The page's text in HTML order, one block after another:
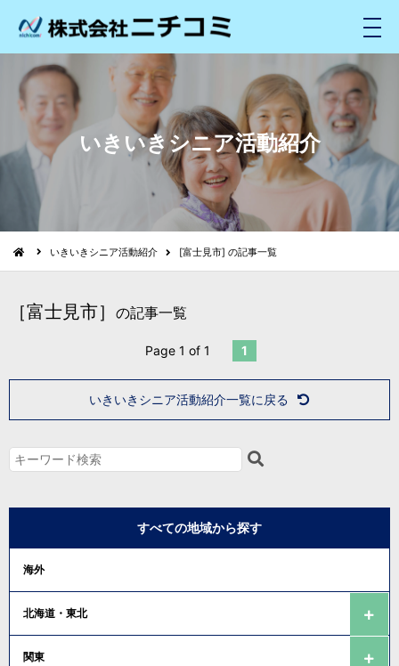
メ
ニ
ュ
いきいきシニア活動紹介
いきいきシニア活動紹介 [富士見市] の記事一覧
［富士見市］ の記事一覧
Page 1 of 1 1
いきいきシニア活動紹介一覧に戻る
すべての地域から探す
海外
北海道・東北
関東